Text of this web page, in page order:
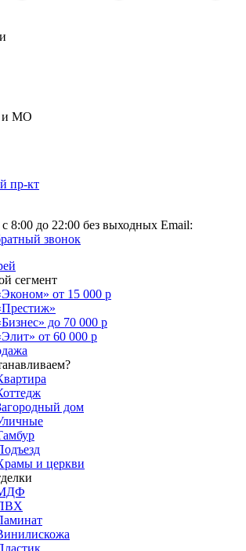
и МО
пр-кт
с 8:00 до 22:00 без выходных Email:
звонок
сегмент
от 15 000 р
до 70 000 р
от 60 000 р
дом
и церкви